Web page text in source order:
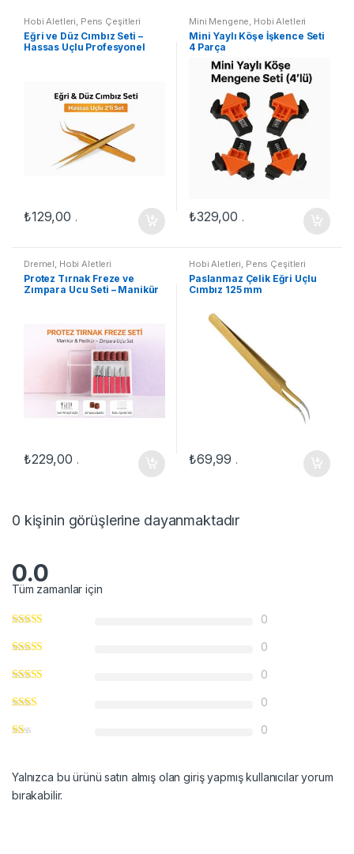
Hobi Aletleri, Pens Çeşitleri
Eğri ve Düz Cımbız Seti –
Hassas Uçlu Profesyonel
₺129,00 .
Mini Mengene, Hobi Aletleri
Mini Yaylı Köşe İşkence Seti
4 Parça
₺329,00 .
Dremel, Hobi Aletleri
Protez Tırnak Freze ve
Zımpara Ucu Seti – Manikür
₺229,00 .
Hobi Aletleri, Pens Çeşitleri
Paslanmaz Çelik Eğri Uçlu
Cımbız 125 mm
₺69,99 .
0 kişinin görüşlerine dayanmaktadır
0.0
Tüm zamanlar için
0
0
0
0
0
Yalnızca bu ürünü satın almış olan giriş yapmış kullanıcılar yorum
bırakabilir.